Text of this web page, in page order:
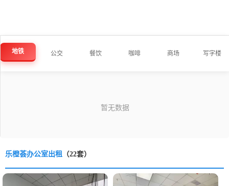
地铁 公交 餐饮 咖啡 商场 写字楼
乐橙荟办公室出租 （22套）